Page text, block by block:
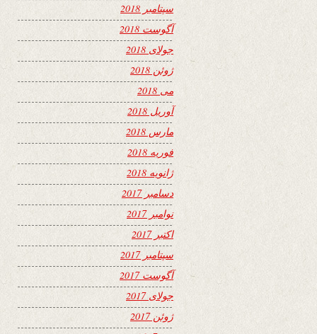
سپتامبر 2018
آگوست 2018
جولای 2018
ژوئن 2018
می 2018
آوریل 2018
مارس 2018
فوریه 2018
ژانویه 2018
دسامبر 2017
نوامبر 2017
اکتبر 2017
سپتامبر 2017
آگوست 2017
جولای 2017
ژوئن 2017